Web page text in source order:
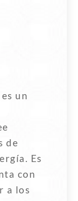
un
de
Es
con
a los